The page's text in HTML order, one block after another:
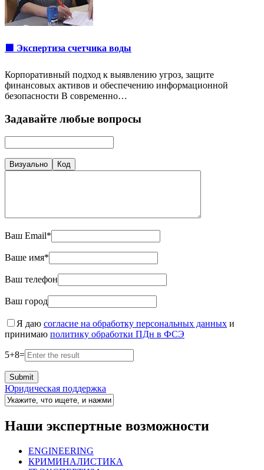
🟩 Экспертиза счетчика воды
Корпоративный подход к выявлению угроз, защите
финансовых активов и обеспечению информационной
безопасности В современно…
Задавайте любые вопросы
Визуально Код
Ваш Email*
Ваше имя*
Ваш телефон
Ваш город
Я даю согласие на обработку персональных данных и
принимаю политику обработки ПДн в ФСЭ
5+8=
Юридическая поддержка
Наши экспертные возможности
ENGINEERING
КРИМИНАЛИСТИКА